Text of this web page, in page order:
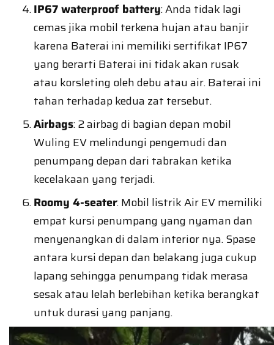
IP67 waterproof battery: Anda tidak lagi
cemas jika mobil terkena hujan atau banjir
karena Baterai ini memiliki sertifikat IP67
yang berarti Baterai ini tidak akan rusak
atau korsleting oleh debu atau air. Baterai ini
tahan terhadap kedua zat tersebut.
Airbags: 2 airbag di bagian depan mobil
Wuling EV melindungi pengemudi dan
penumpang depan dari tabrakan ketika
kecelakaan yang terjadi.
Roomy 4-seater: Mobil listrik Air EV memiliki
empat kursi penumpang yang nyaman dan
menyenangkan di dalam interior nya. Spase
antara kursi depan dan belakang juga cukup
lapang sehingga penumpang tidak merasa
sesak atau lelah berlebihan ketika berangkat
untuk durasi yang panjang.